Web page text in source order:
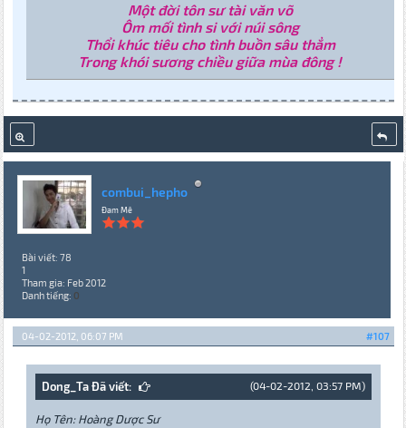
Một đời tôn sư tài văn võ
Ôm mối tình si với núi sông
Thổi khúc tiêu cho tình buồn sâu thẳm
Trong khói sương chiều giữa mùa đông !
combui_hepho
Đam Mê
Bài viết: 78
1
Tham gia: Feb 2012
Danh tiếng: 0
#107
04-02-2012, 06:07 PM
(04-02-2012, 03:57 PM)
Dong_Ta Đã viết:
Họ Tên: Hoàng Dược Sư